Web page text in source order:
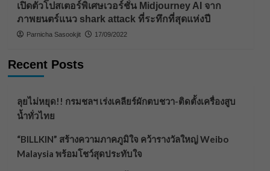
เปิดตัวโปสเตอร์พิเศษเวอร์ชั่น Midjourney AI จาก
ภาพยนตร์แนว shark attack ที่ระทึกที่สุดแห่งปี
Parnicha Sasookjit 17/09/2022
Recent Posts
ลุยไม่หยุด!! กรมชลฯ เร่งเคลียร์ผักตบชวา-ติดตั้งเครื่องสูบ
น้ำทั่วไทย
“BILLKIN” สร้างความภาคภูมิใจ คว้ารางวัลใหญ่ Weibo
Malaysia พร้อมโชว์สุดประทับใจ